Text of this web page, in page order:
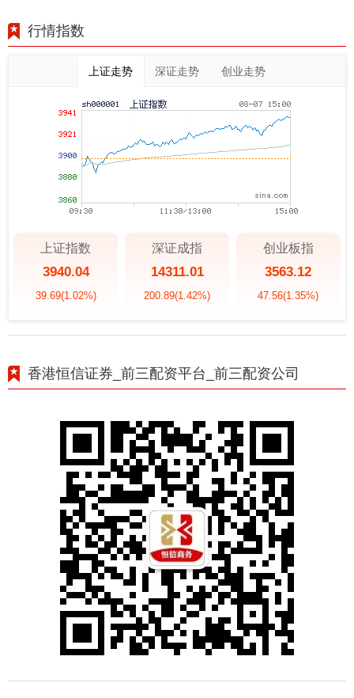
行情指数
上证走势 深证走势 创业走势
上证指数
3940.04
39.69(1.02%)
深证成指
14311.01
200.89(1.42%)
创业板指
3563.12
47.56(1.35%)
香港恒信证券_前三配资平台_前三配资公司